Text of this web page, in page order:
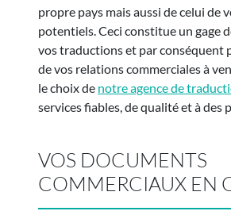
propre pays mais aussi de celui de
potentiels. Ceci constitue un gage
vos traductions et par conséquent
de vos relations commerciales à
le choix de notre agence de
services fiables, de qualité et à des
VOS DOCUMENTS
COMMERCIAUX EN